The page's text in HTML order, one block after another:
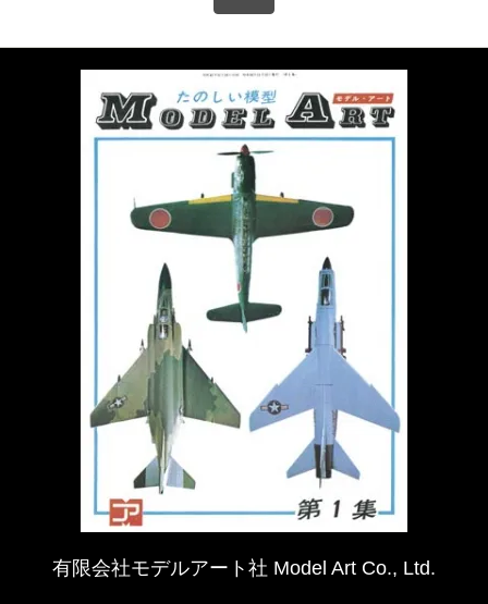
有限会社モデルアート社 Model Art Co., Ltd.